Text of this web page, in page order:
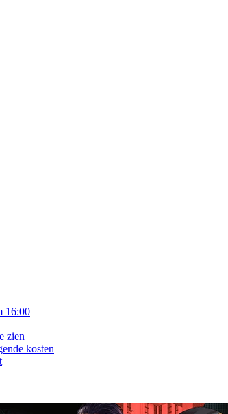
16:00
zien
kosten